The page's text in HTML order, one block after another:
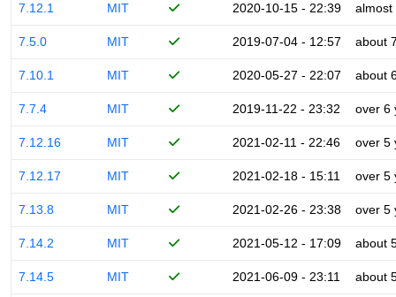
7.12.1 MIT 2020-10-15 - 22:39 almost
7.5.0 MIT 2019-07-04 - 12:57 about
7.10.1 MIT 2020-05-27 - 22:07 about
7.7.4 MIT 2019-11-22 - 23:32 over 6
7.12.16 MIT 2021-02-11 - 22:46 over 5
7.12.17 MIT 2021-02-18 - 15:11 over 5
7.13.8 MIT 2021-02-26 - 23:38 over 5
7.14.2 MIT 2021-05-12 - 17:09 about
7.14.5 MIT 2021-06-09 - 23:11 about